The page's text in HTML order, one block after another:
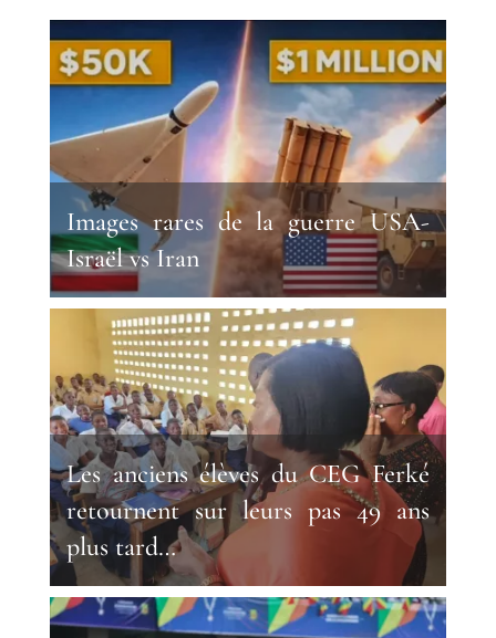
Images rares de la guerre USA-
Israël vs Iran
Les anciens élèves du CEG Ferké
retournent sur leurs pas 49 ans
plus tard…